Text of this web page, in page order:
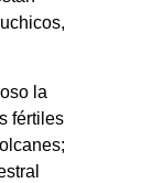
la
fértiles